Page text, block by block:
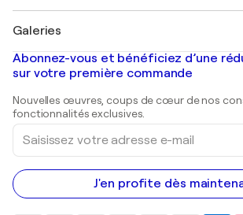
Banksy
Mr. Brainwash
Shepard Fairey
Tableaux abstraits à vendre
Peintures de paysage
Estampes
Peintures acryliques
Galeries
Galeries d'art en France
Galeries d'art en Belgique
Abonnez-vous et bénéficiez d’une
sur votre première commande
Nouvelles œuvres, coups de cœur de nos
fonctionnalités exclusives.
Saisissez
votre
adresse
e-
mail
J'en profite dès